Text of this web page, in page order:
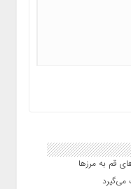
می‌گیرد